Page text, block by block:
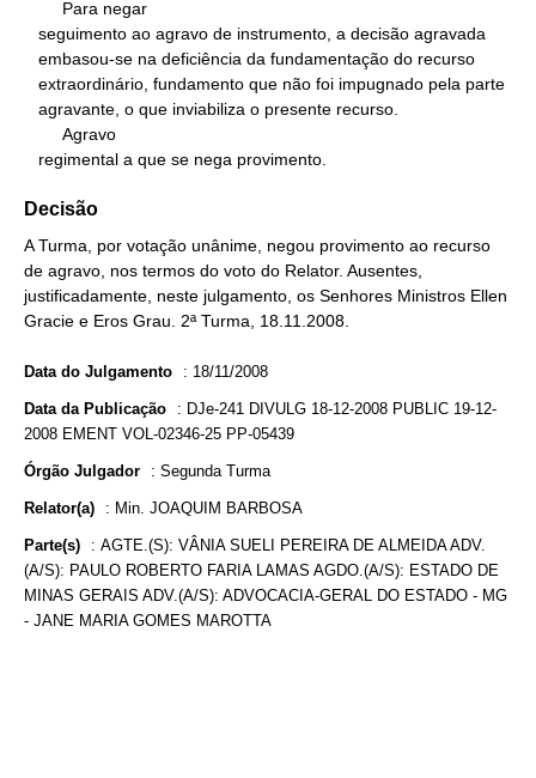
   regimental a que se nega provimento.
Decisão
A Turma, por votação unânime, negou provimento ao recurso
de agravo, nos termos do voto do Relator. Ausentes,
justificadamente, neste julgamento, os Senhores Ministros Ellen
Gracie e Eros Grau. 2ª Turma, 18.11.2008.
Data do Julgamento : 18/11/2008
Data da Publicação : DJe-241 DIVULG 18-12-2008 PUBLIC 19-12-
2008 EMENT VOL-02346-25 PP-05439
Órgão Julgador : Segunda Turma
Relator(a) : Min. JOAQUIM BARBOSA
Parte(s) : AGTE.(S): VÂNIA SUELI PEREIRA DE ALMEIDA ADV.
(A/S): PAULO ROBERTO FARIA LAMAS AGDO.(A/S): ESTADO DE
MINAS GERAIS ADV.(A/S): ADVOCACIA-GERAL DO ESTADO - MG
- JANE MARIA GOMES MAROTTA